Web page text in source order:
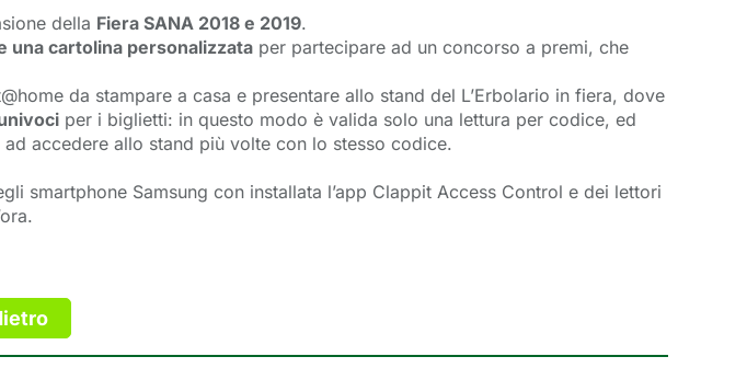
della Fiera SANA 2018 e 2019.
una cartolina personalizzata per partecipare ad un concorso a premi, che
da stampare a casa e presentare allo stand del L’Erbolario in fiera, dove
per i biglietti: in questo modo è valida solo una lettura per codice, ed
ad accedere allo stand più volte con lo stesso codice.
smartphone Samsung con installata l’app Clappit Access Control e dei lettori